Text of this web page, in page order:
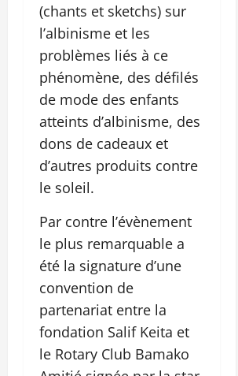
(chants et sketchs) sur
l’albinisme et les
problèmes liés à ce
phénomène, des défilés
de mode des enfants
atteints d’albinisme, des
dons de cadeaux et
d’autres produits contre
le soleil.
Par contre l’évènement
le plus remarquable a
été la signature d’une
convention de
partenariat entre la
fondation Salif Keita et
le Rotary Club Bamako